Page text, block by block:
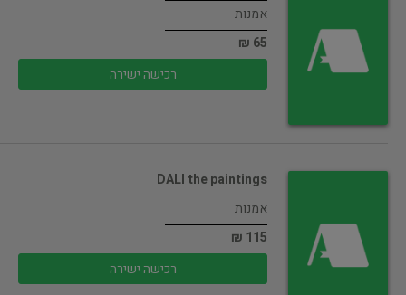
אמנות
65 ₪
רכישה ישירה
DALI the paintings
אמנות
115 ₪
רכישה ישירה